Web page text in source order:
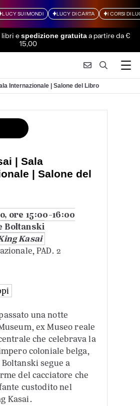
LUCY SUI MONDI LUCY DI CARTA I CORSI DI
libri espedizione gratuitaa partire da €
15,00
Internazionale | Salone del Libro
| Sala
| Salone del
ore 15:00-16:00
Boltanski
Kasai
PAD. 2
una notte
ex Museo reale
che celebrava la
coloniale belga,
segue a
del cacciatore che
custodito nel
Kasai.